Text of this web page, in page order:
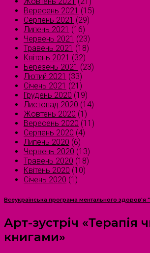
Вересень 2021 (15)
Серпень 2021 (29)
Липень 2021 (16)
Червень 2021 (23)
Травень 2021 (18)
Квітень 2021 (32)
Березень 2021 (23)
Лютий 2021 (33)
Січень 2021 (21)
Грудень 2020 (19)
Листопад 2020 (14)
Жовтень 2020 (1)
Вересень 2020 (11)
Серпень 2020 (4)
Липень 2020 (6)
Червень 2020 (13)
Травень 2020 (18)
Квітень 2020 (10)
Січень 2020 (1)
Всеукраїнська програма ментального здоров'я
Арт-зустріч «Терапія
книгами»